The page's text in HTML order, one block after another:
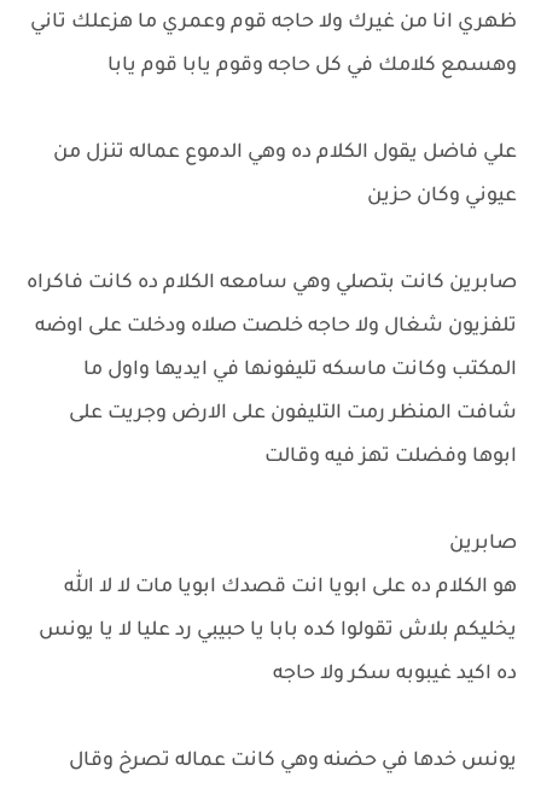
ظهري انا من غيرك ولا حاجه قوم وعمري ما هزعلك تاني
وهسمع كلامك في كل حاجه وقوم يابا قوم يابا
علي فاضل يقول الكلام ده وهي الدموع عماله تنزل من
عيوني وكان حزين
صابرين كانت بتصلي وهي سامعه الكلام ده كانت فاكراه
تلفزيون شغال ولا حاجه خلصت صلاه ودخلت على اوضه
المكتب وكانت ماسكه تليفونها في ايديها واول ما
شافت المنظر رمت التليفون على الارض وجريت على
ابوها وفضلت تهز فيه وقالت
صابرين
هو الكلام ده على ابويا انت قصدك ابويا مات لا لا الله
يخليكم بلاش تقولوا كده بابا يا حبيبي رد عليا لا يا يونس
ده اكيد غيبوبه سكر ولا حاجه
يونس خدها في حضنه وهي كانت عماله تصرخ وقال